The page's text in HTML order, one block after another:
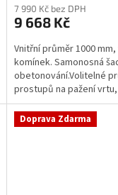
produktu
je
z
5
hvězdiček.
7 990 Kč bez DPH
9 668 Kč
Vnitřní průměr 1000
komínek. Samonosná
obetonování.Volitelné
prostupů na pažení
požadované...
Doprava Zdarma